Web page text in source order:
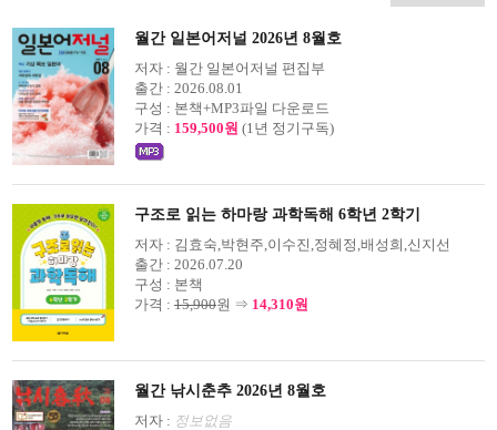
월간 일본어저널 2026년 8월호
저자 : 월간 일본어저널 편집부
출간 : 2026.08.01
구성 : 본책+MP3파일 다운로드
가격 : 159,500원 (1년 정기구독)
구조로 읽는 하마랑 과학독해 6학년 2학기
저자 : 김효숙,박현주,이수진,정혜정,배성희,신지선
출간 : 2026.07.20
구성 : 본책
가격 : 15,900원 ⇒ 14,310원
월간 낚시춘추 2026년 8월호
저자 : 정보없음